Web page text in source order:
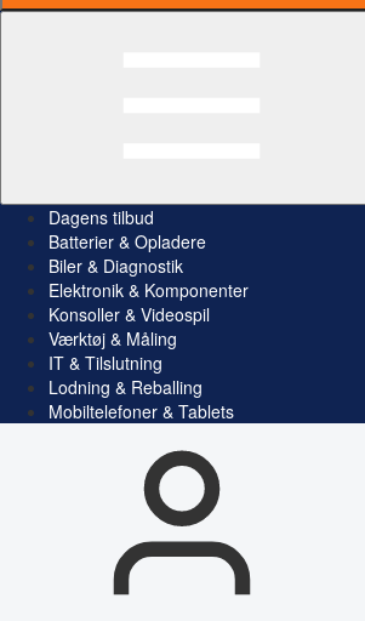
Dagens tilbud
Batterier & Opladere
Biler & Diagnostik
Elektronik & Komponenter
Konsoller & Videospil
Værktøj & Måling
IT & Tilslutning
Lodning & Reballing
Mobiltelefoner & Tablets